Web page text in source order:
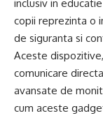
inclusiv in
copii reprezinta o
de siguranta si
Aceste
comunicare
avansate de
cum aceste